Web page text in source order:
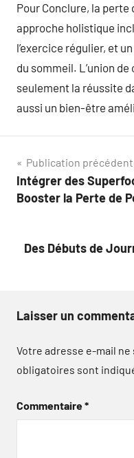
Pour Conclure, la perte
approche holistique
l’exercice régulier, et
du sommeil. L’union
seulement la réussite
aussi un bien-être
Navigation
de
Publication
Intégrer des
Booster la Perte de
Des Débuts de
Laisser un
Votre adresse e-mail ne
obligatoires sont
Commentaire*